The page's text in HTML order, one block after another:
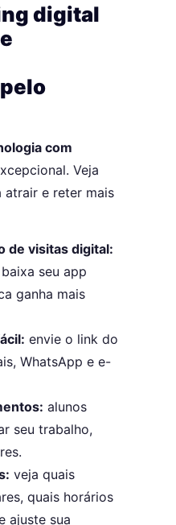
digital
com
Veja
atrair e reter mais
de visitas digital:
seu app
ganha mais
envie o link do
WhatsApp e e-
alunos
seu trabalho,
veja quais
quais horários
ajuste sua